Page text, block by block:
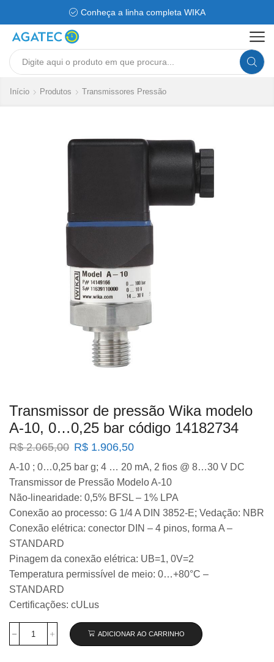
Conheça a linha completa WIKA
Search
Início Produtos Transmissores Pressão
Transmissor de pressão Wika modelo
A-10, 0…0,25 bar código 14182734
R$2.065,00 O
original
era:
R$ 2.065,00.
R$ 1.906,50O
atual
é:
R$ 1.906,50.
A-10 ; 0…0,25 bar g; 4 … 20 mA, 2 fios @ 8…30 V DC
Transmissor de Pressão Modelo A-10
Não-linearidade: 0,5% BFSL – 1% LPA
Conexão ao processo: G 1/4 A DIN 3852-E; Vedação: NBR
Conexão elétrica: conector DIN – 4 pinos, forma A –
STANDARD
Pinagem da conexão elétrica: UB=1, 0V=2
Temperatura permissível de meio: 0…+80°C –
STANDARD
Certificações: cULus
Transmissor
ADICIONAR AO CARRINHO